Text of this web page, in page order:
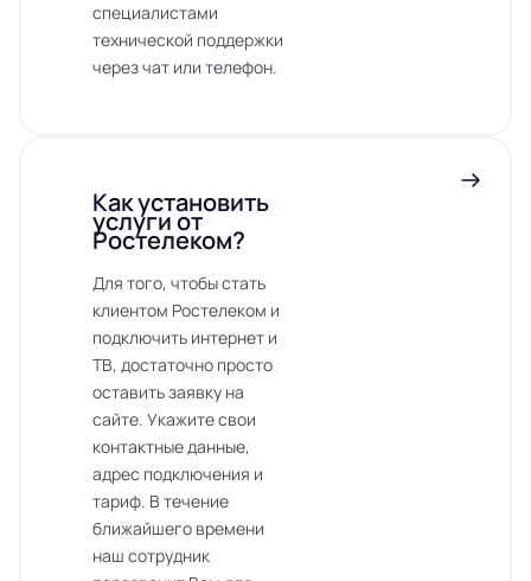
специалистами
технической поддержки
через чат или телефон.
Как установить
услуги от
Ростелеком?
Для того, чтобы стать
клиентом Ростелеком и
подключить интернет и
ТВ, достаточно просто
оставить заявку на
сайте. Укажите свои
контактные данные,
адрес подключения и
тариф. В течение
ближайшего времени
наш сотрудник